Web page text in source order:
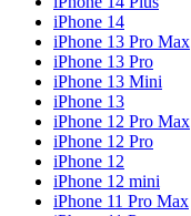
iPhone 14
iPhone 13 Pro Max
iPhone 13 Pro
iPhone 13 Mini
iPhone 13
iPhone 12 Pro Max
iPhone 12 Pro
iPhone 12
iPhone 12 mini
iPhone 11 Pro Max